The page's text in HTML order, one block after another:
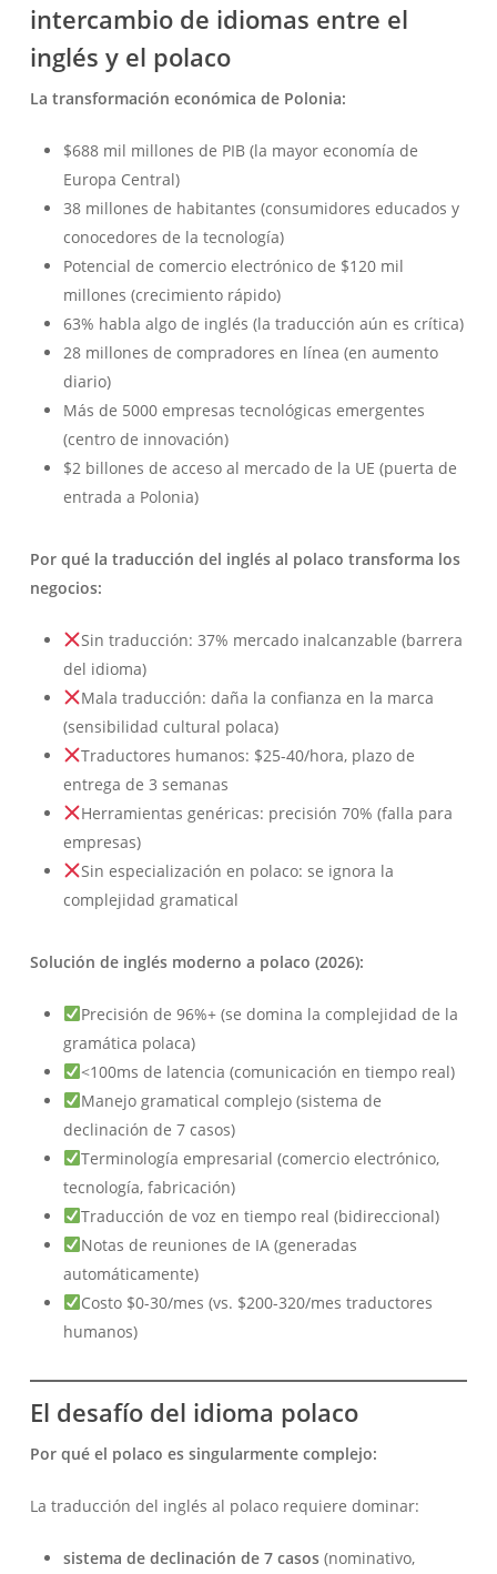
intercambio de idiomas entre el
inglés y el polaco
La transformación económica de Polonia:
$688 mil millones de PIB (la mayor economía de
Europa Central)
38 millones de habitantes (consumidores educados y
conocedores de la tecnología)
Potencial de comercio electrónico de $120 mil
millones (crecimiento rápido)
63% habla algo de inglés (la traducción aún es crítica)
28 millones de compradores en línea (en aumento
diario)
Más de 5000 empresas tecnológicas emergentes
(centro de innovación)
$2 billones de acceso al mercado de la UE (puerta de
entrada a Polonia)
Por qué la traducción del inglés al polaco transforma los
negocios:
Sin traducción: 37% mercado inalcanzable (barrera
del idioma)
Mala traducción: daña la confianza en la marca
(sensibilidad cultural polaca)
Traductores humanos: $25-40/hora, plazo de
entrega de 3 semanas
Herramientas genéricas: precisión 70% (falla para
empresas)
Sin especialización en polaco: se ignora la
complejidad gramatical
Solución de inglés moderno a polaco (2026):
Precisión de 96%+ (se domina la complejidad de la
gramática polaca)
<100ms de latencia (comunicación en tiempo real)
Manejo gramatical complejo (sistema de
declinación de 7 casos)
Terminología empresarial (comercio electrónico,
tecnología, fabricación)
Traducción de voz en tiempo real (bidireccional)
Notas de reuniones de IA (generadas
automáticamente)
Costo $0-30/mes (vs. $200-320/mes traductores
humanos)
El desafío del idioma polaco
Por qué el polaco es singularmente complejo:
La traducción del inglés al polaco requiere dominar:
sistema de declinación de 7 casos(nominativo,